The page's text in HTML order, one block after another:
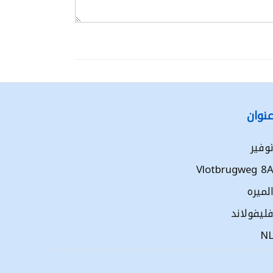
عنوان
توفير
Vlotbrugweg 8A
الميره
فليفولاند
NL